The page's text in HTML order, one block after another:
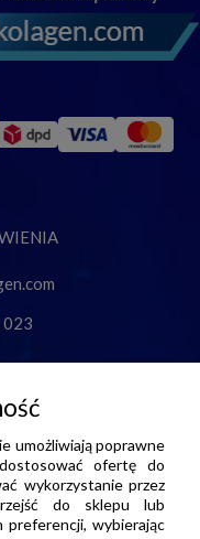
023
umożliwiają poprawne
ofertę do
wykorzystanie przez
do sklepu lub
wybierając